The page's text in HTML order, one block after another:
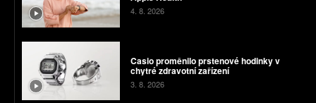
4. 8. 2026
Casio proměnilo prstenové hodinky v
chytré zdravotní zařízení
3. 8. 2026